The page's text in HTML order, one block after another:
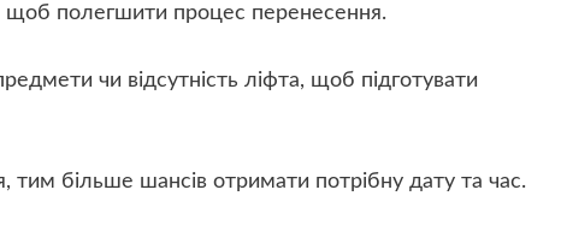
щоб полегшити процес перенесення.
чи відсутність ліфта, щоб підготувати
більше шансів отримати потрібну дату та час.